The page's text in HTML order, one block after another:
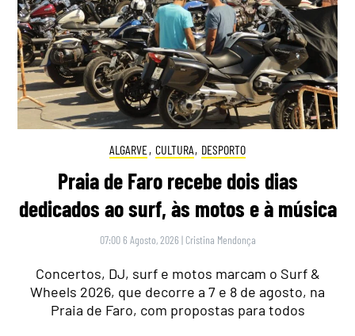
ALGARVE, CULTURA, DESPORTO
Praia de Faro recebe dois dias
dedicados ao surf, às motos e à música
07:00 6 Agosto, 2026 | Cristina Mendonça
Concertos, DJ, surf e motos marcam o Surf &
Wheels 2026, que decorre a 7 e 8 de agosto, na
Praia de Faro, com propostas para todos